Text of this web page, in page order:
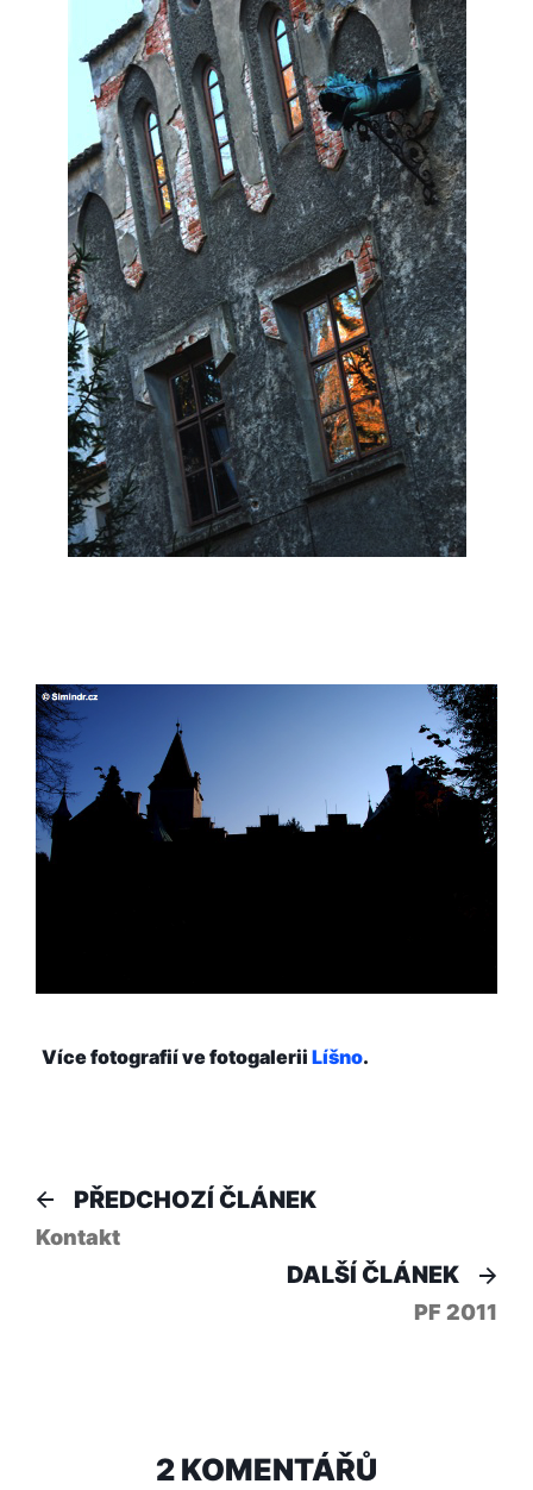
Více fotografií ve fotogalerii Líšno.
Navigace
pro
PŘEDCHOZÍ ČLÁNEKPředchozí
Kontakt
DALŠÍ ČLÁNEK
PF 2011
2 KOMENTÁŘŮ